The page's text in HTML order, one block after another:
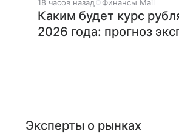
18 часов назад Финансы Mail
Каким будет курс
2026 года: прогноз
Эксперты о рынках